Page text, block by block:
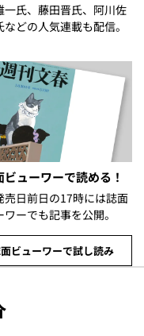
一氏、藤田晋氏、阿川佐
などの人気連載も配信。
ビューワーで読める！
売日前日の17時には誌面
ワーでも記事を公開。
ビューワーで試し読み